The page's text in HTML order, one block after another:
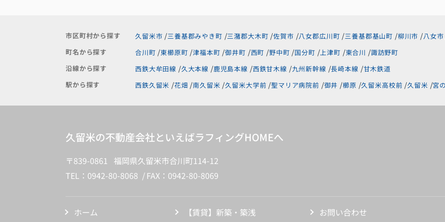
ただ紹介するだけではなく、プラスアルファの
情報などすごく有り難かったです。
すでにある物件ですが、どこでも同じ、ではな
活のスタートを後押ししてもらった気持ちで感
謝しかありません。
とうございます。
市区町村から探す 久留米市 三養基郡みやき町 三潴郡大木町 佐賀市 八女郡広川町 三養基郡基山町 柳川市 八女市
町名から探す
合川町 東櫛原町 津福本町 御井町 西町 野中町 国分町 上津町 東合川
諏訪野町
沿線から探す
西鉄大牟田線 久大本線 鹿児島本線 西鉄甘木線 九州新幹線 長崎本線 甘木鉄道
駅から探す
西鉄久留米 花畑 南久留米 久留米大学前 聖マリア病院前 御井 櫛原 久留米高校前 久留米 宮
久留米の不動産会社といえばラフィングHOMEへ
〒839-0861 福岡県久留米市合川町114-12
TEL：0942-80-8068
FAX：0942-80-8069
ホーム
【賃貸】新築・築浅
お問い合わせ